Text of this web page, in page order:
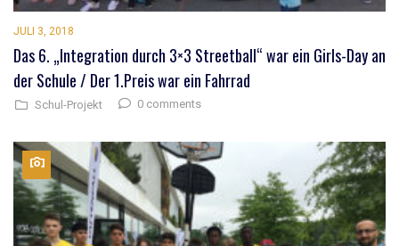
JULI 3, 2018
Das 6. „Integration durch 3×3 Streetball“ war ein Girls-Day an
der Schule / Der 1.Preis war ein Fahrrad
Schul-Projekt 0 comments